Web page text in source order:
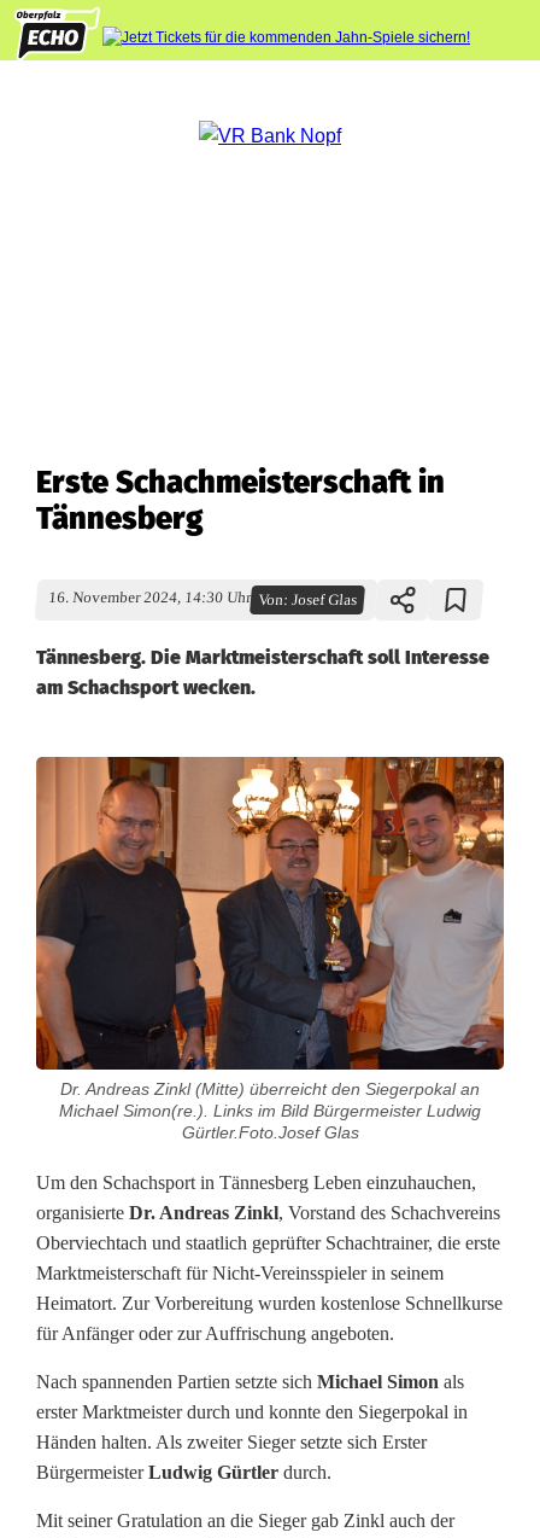
Erste Schachmeisterschaft in
Tännesberg
16. November 2024, 14:30 Uhr Von:Josef Glas
Tännesberg. Die Marktmeisterschaft soll Interesse
am Schachsport wecken.
s
t
e
S
c
c
h
m
e
i
s
t
e
Dr. Andreas Zinkl (Mitte) überreicht den Siegerpokal an
Michael Simon(re.). Links im Bild Bürgermeister Ludwig
Gürtler.Foto.Josef Glas
Um den Schachsport in Tännesberg Leben einzuhauchen,
organisierte Dr. Andreas Zinkl, Vorstand des Schachvereins
Oberviechtach und staatlich geprüfter Schachtrainer, die erste
Marktmeisterschaft für Nicht-Vereinsspieler in seinem
Heimatort. Zur Vorbereitung wurden kostenlose Schnellkurse
für Anfänger oder zur Auffrischung angeboten.
Nach spannenden Partien setzte sich Michael Simon als
erster Marktmeister durch und konnte den Siegerpokal in
Händen halten. Als zweiter Sieger setzte sich Erster
BürgermeisterLudwig Gürtler durch.
Mit seiner Gratulation an die Sieger gab Zinkl auch der